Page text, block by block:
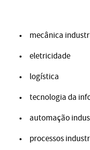
mecânica
eletricidade
logística
tecnologia da
automação
processos